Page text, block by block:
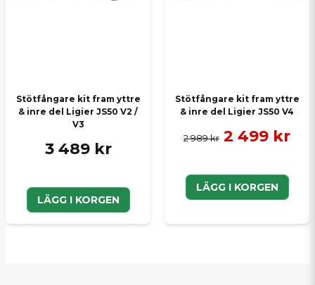
Stötfångare kit fram yttre
& inre del Ligier JS50 V2 /
V3
3 489 kr
LÄGG I KORGEN
Stötfångare kit fram yttre
& inre del Ligier JS50 V4
2 989 kr 2 499 kr
LÄGG I KORGEN